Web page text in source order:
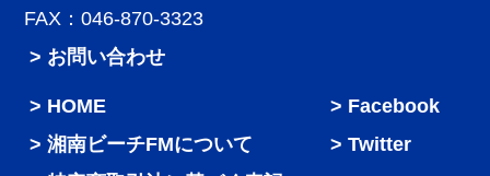
FAX：046-870-3323
> お問い合わせ
HOME
湘南ビーチFMについて
Facebook
Twitter